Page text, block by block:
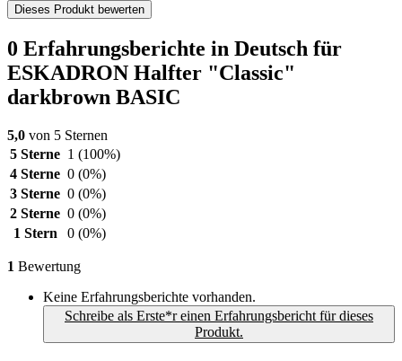
Dieses Produkt bewerten
0 Erfahrungsberichte in Deutsch für
ESKADRON Halfter "Classic"
darkbrown BASIC
5,0 von 5 Sternen
5 Sterne 1 (100%)
4 Sterne 0 (0%)
3 Sterne 0 (0%)
2 Sterne 0 (0%)
1 Stern
0 (0%)
1 Bewertung
Keine Erfahrungsberichte vorhanden.
Schreibe als Erste*r einen Erfahrungsbericht für dieses
Produkt.